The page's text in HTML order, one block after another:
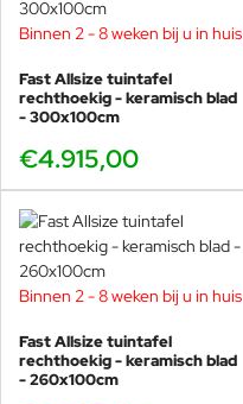
Binnen 2 - 8 weken bij u in huis
Fast Allsize tuintafel
rechthoekig - keramisch blad
- 300x100cm
€4.915,00
Binnen 2 - 8 weken bij u in huis
Fast Allsize tuintafel
rechthoekig - keramisch blad
- 260x100cm